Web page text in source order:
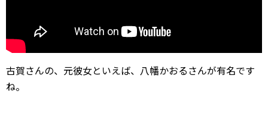
古賀さんの、元彼女といえば、八幡かおるさんが有名です
ね。